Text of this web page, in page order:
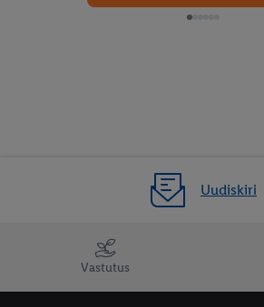
Uudiskiri
Vastutus